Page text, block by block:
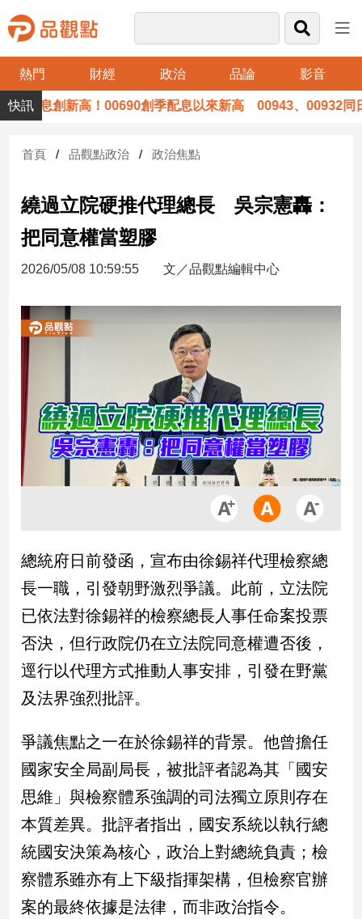
熱門 財經 政治 品論 影音
品
觀
財
台
財
新
產
經/
股
市
房
地
產
品
政
治
政
治
焦
觀
民
調
國
會
點
觀
點
除息創新高！00690創季配息以來新高 00943、00932同日
首頁 品觀點政治 政治焦點
繞過立院硬推代理總長 吳宗憲轟：
把同意權當塑膠
2026/05/08 10:59:55 文／品觀點編輯中心
總統府日前發函，宣布由徐錫祥代理檢察總
長一職，引發朝野激烈爭議。此前，立法院
已依法對徐錫祥的檢察總長人事任命案投票
否決，但行政院仍在立法院同意權遭否後，
逕行以代理方式推動人事安排，引發在野黨
及法界強烈批評。
爭議焦點之一在於徐錫祥的背景。他曾擔任
國家安全局副局長，被批評者認為其「國安
思維」與檢察體系強調的司法獨立原則存在
本質差異。批評者指出，國安系統以執行總
統國安決策為核心，政治上對總統負責；檢
察體系雖亦有上下級指揮架構，但檢察官辦
案的最終依據是法律，而非政治指令。